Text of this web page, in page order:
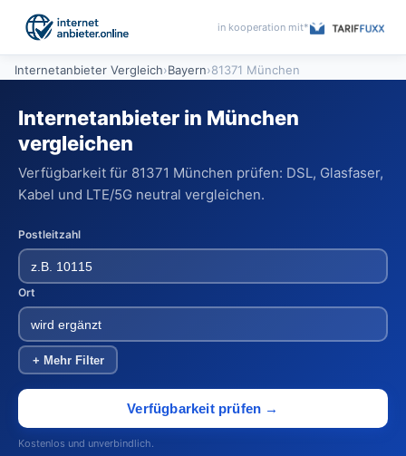
in kooperation mit*
Internetanbieter Vergleich›Bayern›81371 München
Internetanbieter in München
vergleichen
Verfügbarkeit für 81371 München prüfen: DSL, Glasfaser,
Kabel und LTE/5G neutral vergleichen.
Postleitzahl
Ort
+ Mehr Filter
Verfügbarkeit prüfen →
Kostenlos und unverbindlich.